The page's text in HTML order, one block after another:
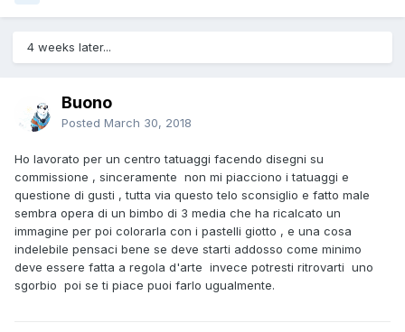
4 weeks later...
Buono
Posted March 30, 2018
Ho lavorato per un centro tatuaggi facendo disegni su
commissione , sinceramente non mi piacciono i tatuaggi e
questione di gusti , tutta via questo telo sconsiglio e fatto male
sembra opera di un bimbo di 3 media che ha ricalcato un
immagine per poi colorarla con i pastelli giotto , e una cosa
indelebile pensaci bene se deve starti addosso come minimo
deve essere fatta a regola d'arte invece potresti ritrovarti uno
sgorbio poi se ti piace puoi farlo ugualmente.